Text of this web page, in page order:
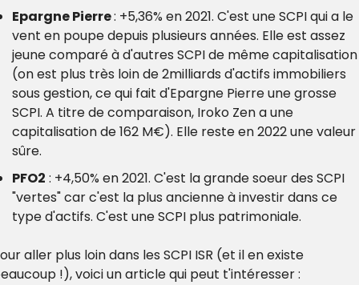
Epargne Pierre : +5,36% en 2021. C'est une SCPI qui a le
vent en poupe depuis plusieurs années. Elle est assez
jeune comparé à d'autres SCPI de même capitalisation
(on est plus très loin de 2milliards d'actifs immobiliers
sous gestion, ce qui fait d'Epargne Pierre une grosse
SCPI. A titre de comparaison, Iroko Zen a une
capitalisation de 162 M€). Elle reste en 2022 une valeur
sûre.
PFO2 : +4,50% en 2021. C'est la grande soeur des SCPI
"vertes" car c'est la plus ancienne à investir dans ce
type d'actifs. C'est une SCPI plus patrimoniale.
aller plus loin dans les SCPI ISR (et il en existe
!), voici un article qui peut t'intéresser :